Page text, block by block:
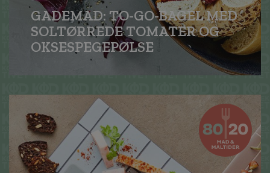
GADEMAD: TO-GO-BAGEL MED
SOLTØRREDE TOMATER OG
OKSE­SPEGEPØLSE